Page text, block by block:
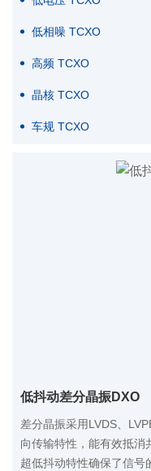
低相噪 TCXO
高频 TCXO
晶核 TCXO
车规 TCXO
低抖动差分晶振DXO
差分晶振采用LVDS、
向传输特性，能有效抵消
超低抖动特性确保了信号